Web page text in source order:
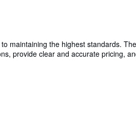
maintaining the highest standards.
provide clear and accurate pricing,